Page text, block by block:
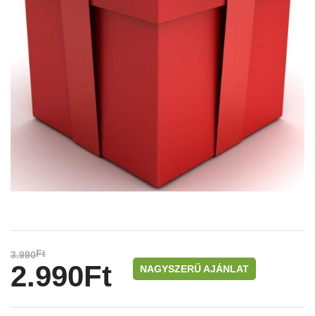
3.990Ft
2.990Ft NAGYSZERŰ AJÁNLAT